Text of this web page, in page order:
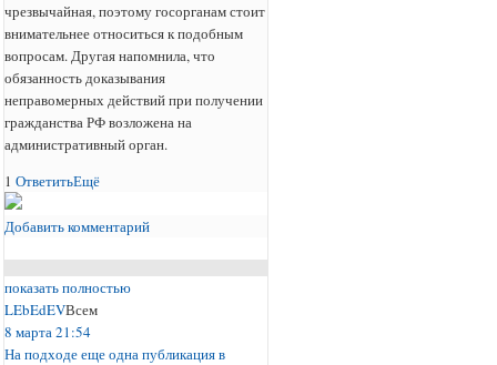
чрезвычайная, поэтому госорганам стоит
внимательнее относиться к подобным
вопросам. Другая напомнила, что
обязанность доказывания
неправомерных действий при получении
гражданства РФ возложена на
административный орган.
1 ОтветитьЕщё
Добавить комментарий
показать полностью
LEbEdEVВсем
8 марта 21:54
На подходе еще одна публикация в